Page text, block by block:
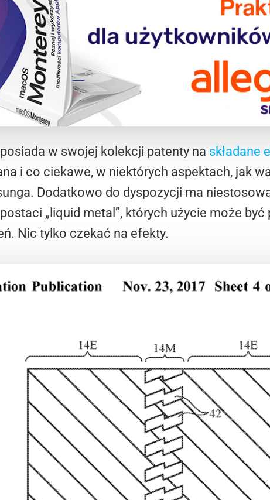
w swojej kolekcji patenty na składane
i co ciekawe, w niektórych aspektach, jak
Dodatkowo do dyspozycji ma
„liquid metal”, których użycie może
Nic tylko czekać na efekty.